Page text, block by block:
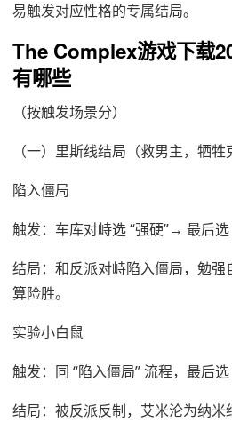
易触发对应性格的专属结局。
The Complex游戏下载
有哪些
（按触发场景分）
（一）里斯线结局（救男主，牺牲
陷入僵局
触发：车库对峙选 “强硬”→ 最后选
结局：和反派对峙陷入僵局，勉强
算险胜。
实验小白鼠
触发：同 “陷入僵局” 流程，最后选
结局：被反派反制，艾米沦为纳